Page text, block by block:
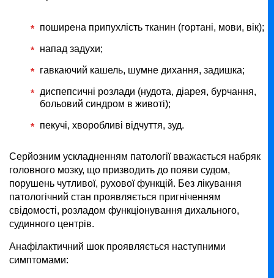
поширена припухлість тканин (гортані, мови, вік);
напад задухи;
гавкаючий кашель, шумне дихання, задишка;
диспепсичні розлади (нудота, діарея, бурчання,
больовий синдром в животі);
пекучі, хворобливі відчуття, зуд.
Серйозним ускладненням патології вважається набряк
головного мозку, що призводить до появи судом,
порушень чутливої, рухової функцій. Без лікування
патологічний стан проявляється пригніченням
свідомості, розладом функціонування дихального,
судинного центрів.
Анафілактичний шок проявляється наступними
симптомами: